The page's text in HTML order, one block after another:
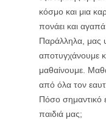
κόσμο και μια
πονάει και
Παράλληλα, μας
αποτυγχάνουμε
μαθαίνουμε.
από όλα τον
Πόσο σημαντικό
παιδιά μας;